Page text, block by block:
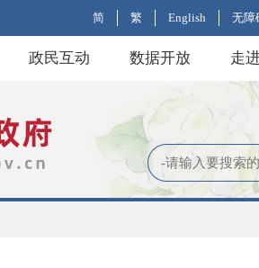
简 繁 English 无障
政民互动 数据开放 走